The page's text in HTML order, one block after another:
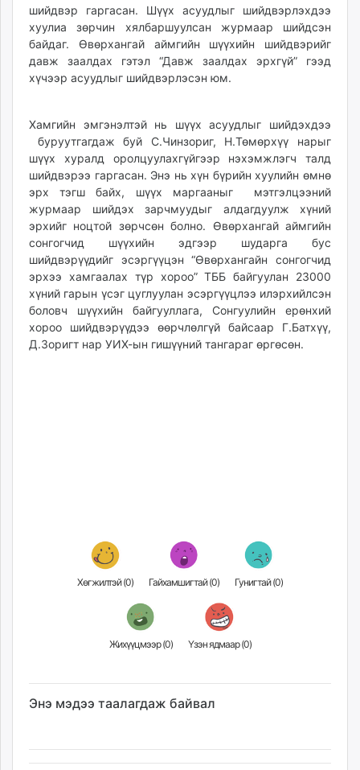
шийдвэр гаргасан. Шүүх асуудлыг шийдвэрлэхдээ
хуулиа зөрчин хялбаршуулсан журмаар шийдсэн
байдаг. Өвөрхангай аймгийн шүүхийн шийдвэрийг
давж заалдах гэтэл “Давж заалдах эрхгүй” гээд
хүчээр асуудлыг шийдвэрлэсэн юм.
Хамгийн эмгэнэлтэй нь шүүх асуудлыг шийдэхдээ
буруутгагдаж буй С.Чинзориг, Н.Төмөрхүү нарыг
шүүх хуралд оролцуулахгүйгээр нэхэмжлэгч талд
шийдвэрээ гаргасан. Энэ нь хүн бүрийн хуулийн өмнө
эрх тэгш байх, шүүх маргааныг мэтгэлцээний
журмаар шийдэх зарчмуудыг алдагдуулж хүний
эрхийг ноцтой зөрчсөн болно. Өвөрхангай аймгийн
сонгогчид шүүхийн эдгээр шударга бус
шийдвэрүүдийг эсэргүүцэн “Өвөрхангайн сонгогчид
эрхээ хамгаалах түр хороо” ТББ байгуулан 23000
хүний гарын үсэг цуглуулан эсэргүүцлээ илэрхийлсэн
боловч шүүхийн байгууллага, Сонгуулийн ерөнхий
хороо шийдвэрүүдээ өөрчлөлгүй байсаар Г.Батхүү,
Д.Зоригт нар УИХ-ын гишүүний тангараг өргөсөн.
Хөгжилтэй (0) Гайхамшигтай (0) Гунигтай (0)
Жихүүцмээр (0) Үзэн ядмаар (0)
Энэ мэдээ таалагдаж байвал